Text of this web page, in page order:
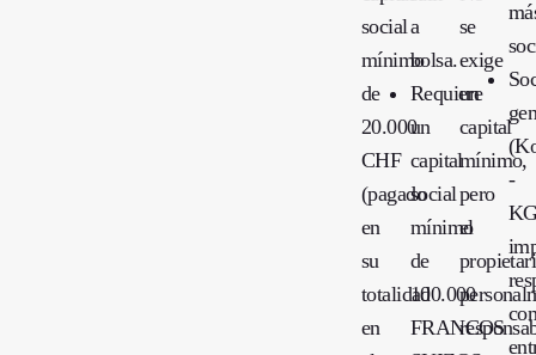
social
mínimo
de
20.000
CHF
(pagado
en
su
totalidad
en
a
bolsa.
Requiere
un
capital
social
mínimo
de
100.000
FRANCOS
se
exige
un
capital
mínimo,
pero
el
-